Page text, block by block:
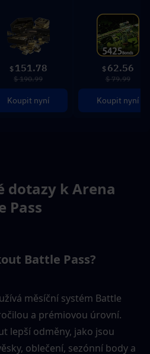
$ 151.78
$ 190.99
Koupit nyní
$ 62.56
$ 79.99
Koupit nyní
dotazy k Arena
Pass
Battle Pass?
měsíční systém Battle
a prémiovou úrovní.
lepší odměny, jako jsou
oblečení, sezónní body a